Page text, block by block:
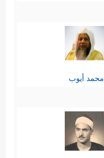
محمد أيوب